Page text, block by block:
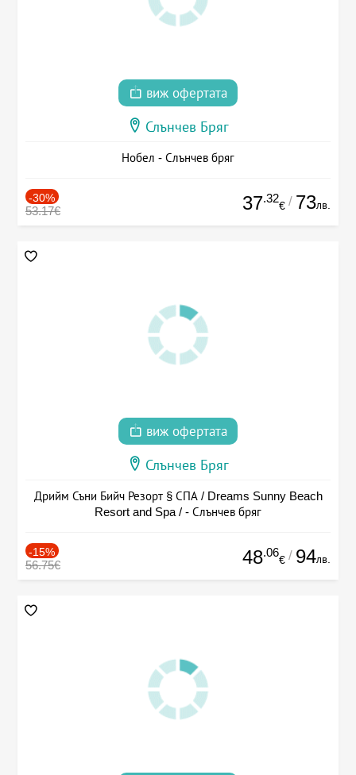
виж офертата
Слънчев Бряг
Нобел - Слънчев бряг
-30%
53.17€ 37.32
€ / 73лв.
виж офертата
Слънчев Бряг
Дрийм Съни Бийч Резорт § СПА / Dreams Sunny Beach
Resort and Spa / - Слънчев бряг
-15%
56.75€ 48.06
€ / 94лв.